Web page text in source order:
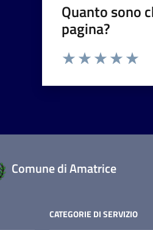
Quanto sono
pagina?
Comune di Amatrice
CATEGORIE DI SERVIZIO